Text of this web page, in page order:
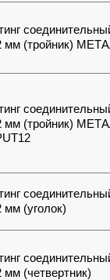
мм (тройник)
мм (тройник)
мм (уголок)
мм (четвертник)